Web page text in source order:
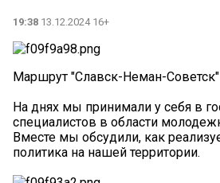
19:38 13.12.2024 16+
Маршрут "Славск-Неман-Советск"
На днях мы принимали у себя в
специалистов в области
Вместе мы обсудили, как
политика на нашей территории.